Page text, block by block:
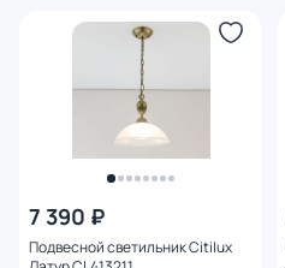
7 390 ₽
Подвесной светильник Citilux